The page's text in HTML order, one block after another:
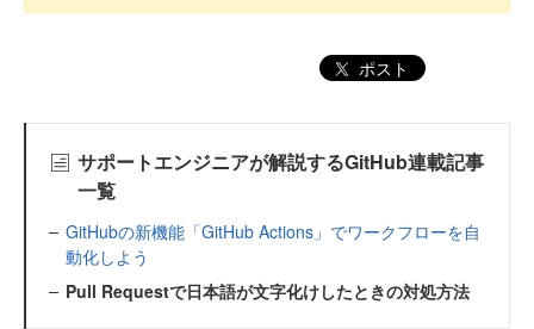
ポスト
サポートエンジニアが解説するGitHub連載記事
一覧
GitHubの新機能「GitHub Actions」でワークフローを自
動化しよう
Pull Requestで日本語が文字化けしたときの対処方法